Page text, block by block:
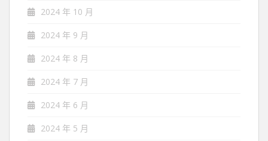
2024 年 10 月
2024 年 9 月
2024 年 8 月
2024 年 7 月
2024 年 6 月
2024 年 5 月